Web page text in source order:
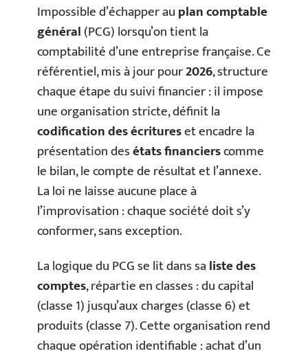
Impossible d’échapper auplan comptable
général(PCG) lorsqu’on tient la
comptabilité d’une entreprise française. Ce
référentiel, mis à jour pour2026, structure
chaque étape du suivi financier : il impose
une organisation stricte, définit la
codification des écritureset encadre la
présentation desétats financierscomme
le bilan, le compte de résultat et l’annexe.
La loi ne laisse aucune place à
l’improvisation : chaque société doit s’y
conformer, sans exception.
La logique du PCG se lit dans saliste des
comptes, répartie en classes : du capital
(classe 1) jusqu’aux charges (classe 6) et
produits (classe 7). Cette organisation rend
chaque opération identifiable : achat d’un